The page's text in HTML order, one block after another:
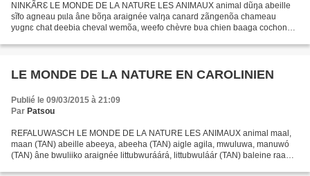
NINKÃRƐ LE MONDE DE LA NATURE LES ANIMAUX animal dũŋa abeille
sĩfo agneau pɩɩla âne bõŋa araignée valŋa canard zãngenõa chameau
yʋgnɛ chat deebia cheval wemõa, weefo chèvre bʋa chien baaga cochon
LE MONDE DE LA NATURE EN CAROLINIEN
Publié le 09/03/2015 à 21:09
Par Patsou
REFALUWASCH LE MONDE DE LA NATURE LES ANIMAUX animal maal,
maan (TAN) abeille abeeya, abeeha (TAN) aigle agila, mwuluwa, manuwó
(TAN) âne bwuliiko araignée littubwuráárá, littubwuláár (TAN) baleine raaw,